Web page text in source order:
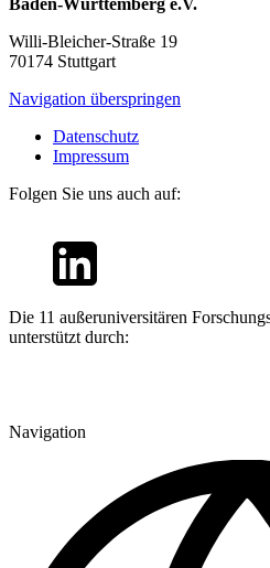
Willi-Bleicher-Straße 19
70174 Stuttgart
Navigation überspringen
Datenschutz
Impressum
Folgen Sie uns auch auf:
Die 11 außeruniversitären
unterstützt durch:
Navigation